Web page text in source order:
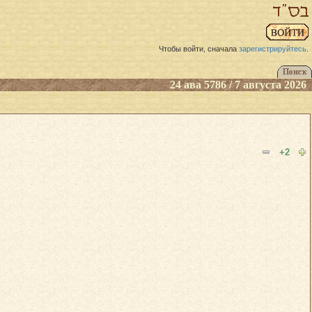
Чтобы войти, сначала зарегистрируйтесь.
24 ава 5786 / 7 августа 2026
+2